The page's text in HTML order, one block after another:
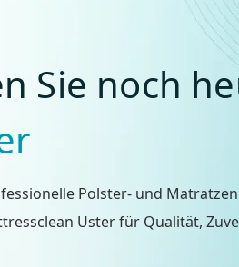
Sie noch
Polster- und
Uster für Qualität,